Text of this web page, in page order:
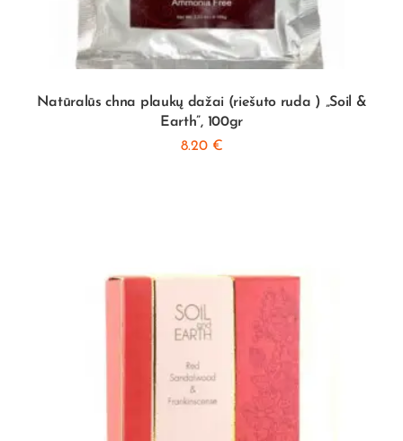
Natūralūs chna plaukų dažai (riešuto ruda ) „Soil &
Earth”, 100gr
8.20 €